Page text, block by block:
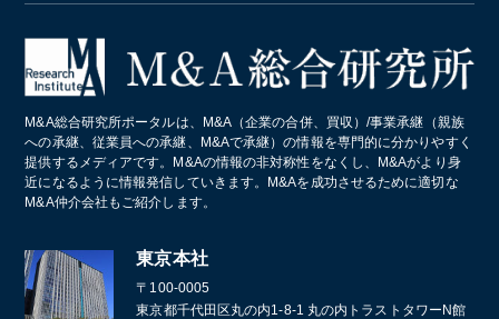
M&A総合研究所ポータルは、M&A（企業の合併、買収）/事業承継（親族
への承継、従業員への承継、M&Aで承継）の情報を専門的に分かりやすく
提供するメディアです。M&Aの情報の非対称性をなくし、M&Aがより身
近になるように情報発信していきます。M&Aを成功させるために適切な
M&A仲介会社もご紹介します。
東京本社
〒100-0005
東京都千代田区丸の内1-8-1 丸の内トラストタワーN館